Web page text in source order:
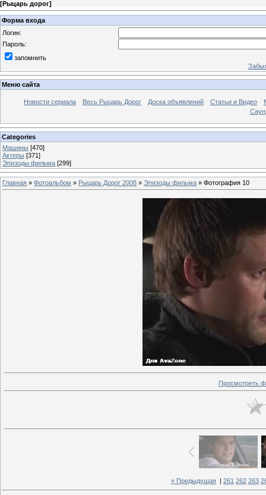
[Рыцарь дорог]
Форма входа
Логин:
Пароль:
запомнить
Меню сайта
Новости сериала Весь Рыцарь Дорог Доска объявлений Статьи и Видео
Categories
Машины [470]
Актеры [371]
Эпизоды фильма [299]
Главная » Фотоальбом » Рыцарь Дорог 2008 » Эпизоды фильма » Фотография 10
Просмотреть
« Предыдущая 261 262 263